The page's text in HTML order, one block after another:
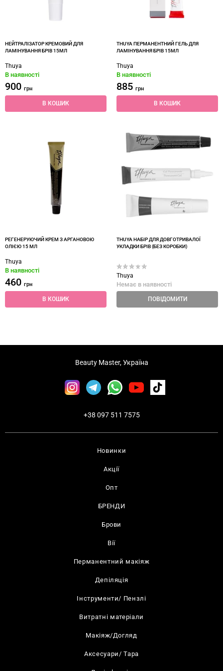
НЕЙТРАЛІЗАТОР КРЕМОВИЙ ДЛЯ
ЛАМІНУВАННЯ БРІВ 15МЛ
Thuya
В наявності
900 грн
В КОШИК
THUYA ПЕРМАНЕНТНИЙ ГЕЛЬ ДЛЯ
ЛАМІНУВАННЯ БРІВ 15МЛ
Thuya
В наявності
885 грн
В КОШИК
РЕГЕНЕРУЮЧИЙ КРЕМ З АРГАНОВОЮ
ОЛІЄЮ 15 МЛ
Thuya
В наявності
460 грн
В КОШИК
THUYA НАБІР ДЛЯ ДОВГОТРИВАЛОЇ
УКЛАДКИ БРІВ (БЕЗ КОРОБКИ)
Thuya
Немає в наявності
ПОВІДОМИТИ
Новинки
Акції
Опт
БРЕНДИ
Брови
Вії
Перманентний макіяж
Депіляція
Інструменти/ Пензлі
Витратні матеріали
Макіяж/Догляд
Аксесуари/ Тара
Beauty Master, Україна
+38 097 511 7575